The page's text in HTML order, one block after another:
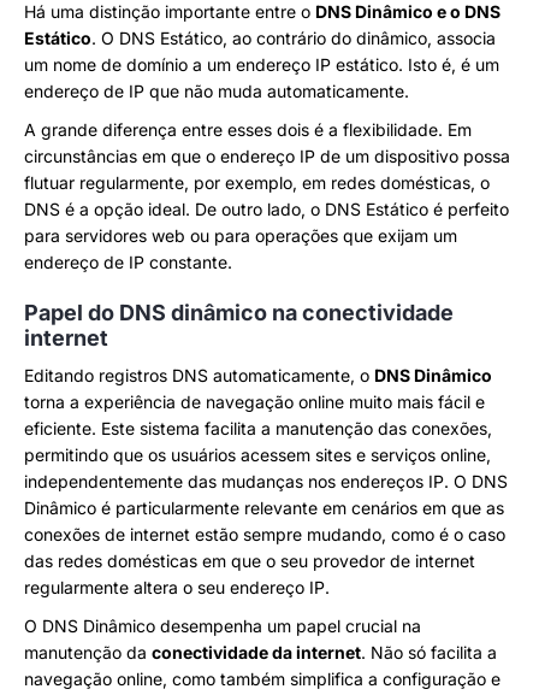
Há uma distinção importante entre o DNS Dinâmico e o DNS
Estático. O DNS Estático, ao contrário do dinâmico, associa
um nome de domínio a um endereço IP estático. Isto é, é um
endereço de IP que não muda automaticamente.
A grande diferença entre esses dois é a flexibilidade. Em
circunstâncias em que o endereço IP de um dispositivo possa
flutuar regularmente, por exemplo, em redes domésticas, o
DNS é a opção ideal. De outro lado, o DNS Estático é perfeito
para servidores web ou para operações que exijam um
endereço de IP constante.
Papel do DNS dinâmico na conectividade
internet
Editando registros DNS automaticamente, o DNS Dinâmico
torna a experiência de navegação online muito mais fácil e
eficiente. Este sistema facilita a manutenção das conexões,
permitindo que os usuários acessem sites e serviços online,
independentemente das mudanças nos endereços IP. O DNS
Dinâmico é particularmente relevante em cenários em que as
conexões de internet estão sempre mudando, como é o caso
das redes domésticas em que o seu provedor de internet
regularmente altera o seu endereço IP.
O DNS Dinâmico desempenha um papel crucial na
manutenção da conectividade da internet. Não só facilita a
navegação online, como também simplifica a configuração e